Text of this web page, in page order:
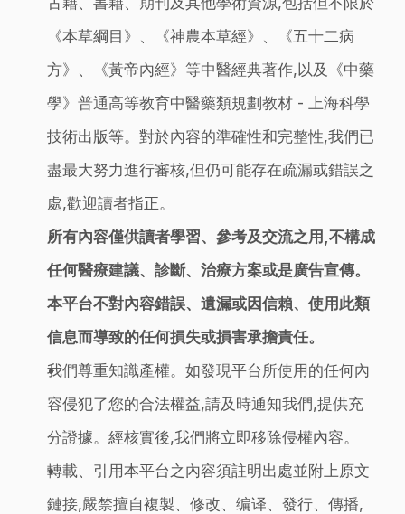
《本草綱目》、《神農本草經》、《五十二病
方》、《黃帝內經》等中醫經典著作,以及《中藥
學》普通高等教育中醫藥類規劃教材 - 上海科學
技術出版等。對於內容的準確性和完整性,我們已
盡最大努力進行審核,但仍可能存在疏漏或錯誤之
處,歡迎讀者指正。
所有內容僅供讀者學習、參考及交流之用,不構成
任何醫療建議、診斷、治療方案或是廣告宣傳。
本平台不對內容錯誤、遺漏或因信賴、使用此類
信息而導致的任何損失或損害承擔責任。
我們尊重知識產權。如發現平台所使用的任何內
容侵犯了您的合法權益,請及時通知我們,提供充
分證據。經核實後,我們將立即移除侵權內容。
轉載、引用本平台之內容須註明出處並附上原文
鏈接,嚴禁擅自複製、修改、编译、發行、傳播,